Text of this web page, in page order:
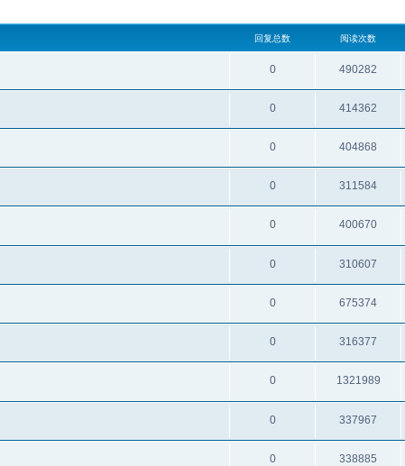
回复总数 阅读次数
0 490282
0 414362
0 404868
0 311584
0 400670
0 310607
0 675374
0 316377
0 1321989
0 337967
0 338885